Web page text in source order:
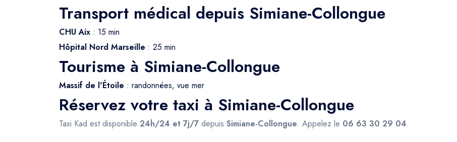
Transport médical depuis Simiane-Collongue
CHU Aix : 15 min
Hôpital Nord Marseille : 25 min
Tourisme à Simiane-Collongue
Massif de l'Étoile : randonnées, vue mer
Réservez votre taxi à Simiane-Collongue
Taxi Kad est disponible 24h/24 et 7j/7 depuis Simiane-Collongue. Appelez le 06 63 30 29 04.